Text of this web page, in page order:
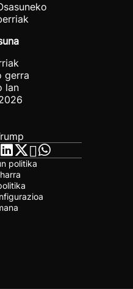
gerra
lan
politika